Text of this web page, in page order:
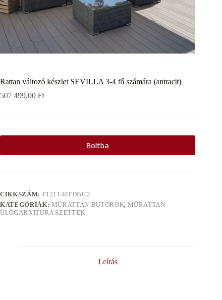
Rattan változó készlet SEVILLA 3-4 fő számára (antracit)
507 499,00 Ft
Boltba
CIKKSZÁM: F121140FDBC2
KATEGÓRIÁK: MŰRATTAN BÚTOROK, MŰRATTAN
ÜLŐGARNITÚRA SZETTEK
Leírás